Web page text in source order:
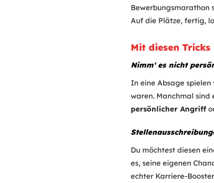
Bewerbungsmarathon
Auf die Plätze, fertig,
Mit diesen
Nimm‘ es nicht
In eine Absage
waren. Manchmal sind
persönlicher Angriff
Du möchtest diesen
es, seine eigenen
echter Karriere-